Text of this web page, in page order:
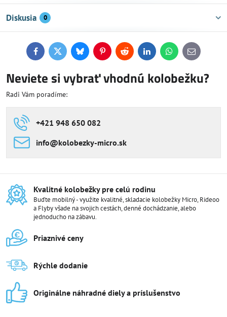
Diskusia 0
FacebookTwitterBlueskyPinterestReddit LinkedInWhatsApp
E-
mail
Neviete si vybrať vhodnú kolobežku?
Radi Vám poradíme:
+421 948 650 082
info​@kolobezky-micro​.sk
Kvalitné kolobežky pre celú rodinu
Buďte mobilný - využite kvalitné, skladacie kolobežky Micro, Rideoo
a Flyby všade na svojich cestách, denné dochádzanie, alebo
jednoducho na zábavu.
Priaznivé ceny
Rýchle dodanie
Originálne náhradné diely a príslušenstvo